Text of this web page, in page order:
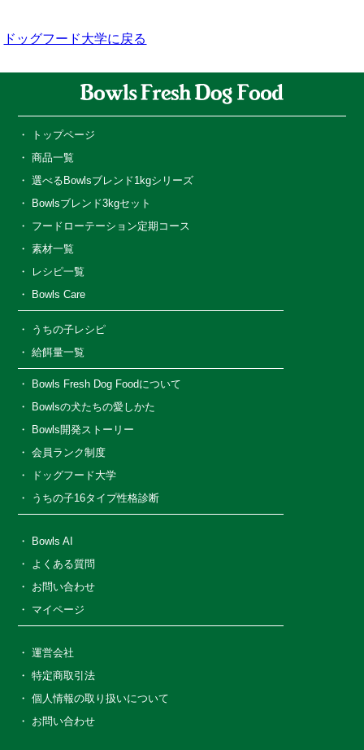
ドッグフード大学に戻る
トップページ
商品一覧
選べるBowlsブレンド1kgシリーズ
Bowlsブレンド3kgセット
フードローテーション定期コース
素材一覧
レシピ一覧
Bowls Care
うちの子レシピ
給餌量一覧
Bowls Fresh Dog Foodについて
Bowlsの犬たちの愛しかた
Bowls開発ストーリー
会員ランク制度
ドッグフード大学
うちの子16タイプ性格診断
Bowls AI
よくある質問
お問い合わせ
マイページ
運営会社
特定商取引法
個人情報の取り扱いについて
お問い合わせ